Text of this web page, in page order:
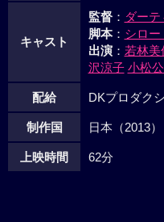
キャスト
監督： ダー
脚本： シロ
出演： 若林美
沢涼子 小松
配給 DKプロダク
制作国 日本（2013）
上映時間 62分